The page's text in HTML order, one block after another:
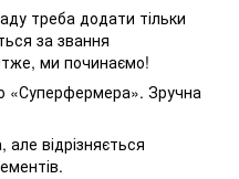
треба додати тільки
за звання
ми починаємо!
«Суперфермера». Зручна
відрізняється